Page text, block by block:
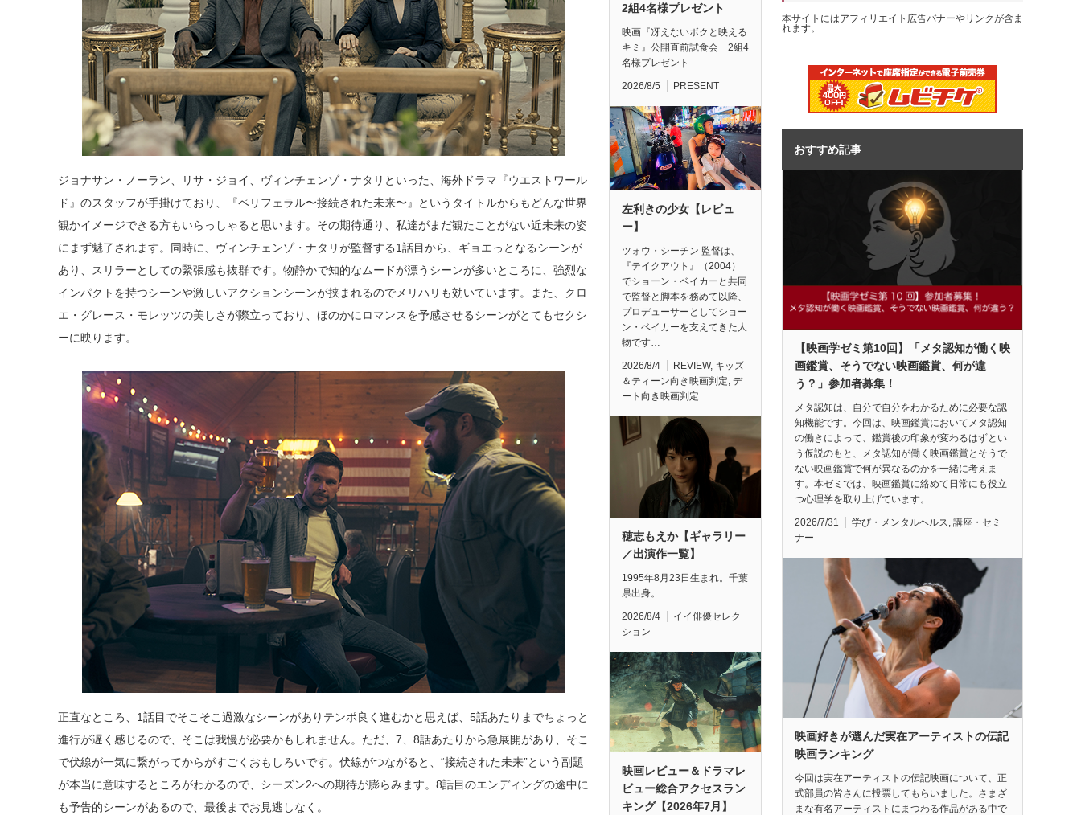
ジョナサン・ノーラン、リサ・ジョイ、ヴィンチェンゾ・ナタリといった、海外ドラマ『ウエストワール
ド』のスタッフが手掛けており、『ペリフェラル〜接続された未来〜』というタイトルからもどんな世界
観かイメージできる方もいらっしゃると思います。その期待通り、私達がまだ観たことがない近未来の姿
にまず魅了されます。同時に、ヴィンチェンゾ・ナタリが監督する1話目から、ギョエっとなるシーンが
あり、スリラーとしての緊張感も抜群です。物静かで知的なムードが漂うシーンが多いところに、強烈な
インパクトを持つシーンや激しいアクションシーンが挟まれるのでメリハリも効いています。また、クロ
エ・グレース・モレッツの美しさが際立っており、ほのかにロマンスを予感させるシーンがとてもセクシ
ーに映ります。
正直なところ、1話目でそこそこ過激なシーンがありテンポ良く進むかと思えば、5話あたりまでちょっと
進行が遅く感じるので、そこは我慢が必要かもしれません。ただ、7、8話あたりから急展開があり、そこ
で伏線が一気に繋がってからがすごくおもしろいです。伏線がつながると、“接続された未来”という副題
が本当に意味するところがわかるので、シーズン2への期待が膨らみます。8話目のエンディングの途中に
も予告的シーンがあるので、最後までお見逃しなく。
2組4名様プレゼント
映画『冴えないボクと映える
キミ』公開直前試食会 2組4
名様プレゼント
2026/8/5 PRESENT
左利きの少女【レビュ
ー】
ツォウ・シーチン 監督は、
『テイクアウト』（2004）
でショーン・ベイカーと共同
で監督と脚本を務めて以降、
プロデューサーとしてショー
ン・ベイカーを支えてきた人
物です…
2026/8/4 REVIEW, キッズ
＆ティーン向き映画判定, デ
ート向き映画判定
穂志もえか【ギャラリー
／出演作一覧】
1995年8月23日生まれ。千葉
県出身。
2026/8/4
イイ俳優セレク
ション
映画レビュー＆ドラマレ
ビュー総合アクセスラン
キング【2026年7月】
本サイトにはアフィリエイト広告バナーやリンクが含ま
れます。
おすすめ記事
【映画学ゼミ第10回】「メタ認知が働く映
画鑑賞、そうでない映画鑑賞、何が違
う？」参加者募集！
メタ認知は、自分で自分をわかるために必要な認
知機能です。今回は、映画鑑賞においてメタ認知
の働きによって、鑑賞後の印象が変わるはずとい
う仮説のもと、メタ認知が働く映画鑑賞とそうで
ない映画鑑賞で何が異なるのかを一緒に考えま
す。本ゼミでは、映画鑑賞に絡めて日常にも役立
つ心理学を取り上げています。
2026/7/31 学び・メンタルヘルス, 講座・セミ
ナー
映画好きが選んだ実在アーティストの伝記
映画ランキング
今回は実在アーティストの伝記映画について、正
式部員の皆さんに投票してもらいました。さまざ
まな有名アーティストにまつわる作品がある中で